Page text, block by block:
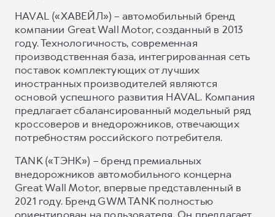
HAVAL («ХАВЕЙЛ») – автомобильный бренд
компании Great Wall Motor, созданный в 2013
году. Технологичность, современная
производственная база, интегрированная сеть
поставок комплектующих от лучших
иностранных производителей являются
основой успешного развития HAVAL. Компания
предлагает сбалансированный модельный ряд
кроссоверов и внедорожников, отвечающих
потребностям российского потребителя.
TANK («ТЭНК») – бренд премиальных
внедорожников автомобильного концерна
Great Wall Motor, впервые представленный в
2021 году. Бренд GWM TANK полностью